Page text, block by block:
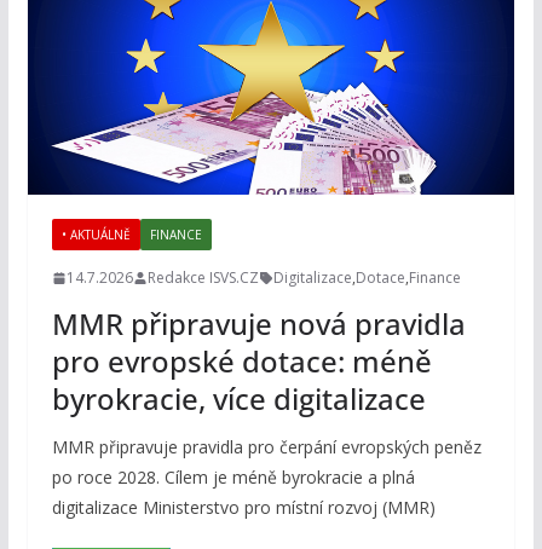
• AKTUÁLNĚ FINANCE
14.7.2026 Redakce ISVS.CZ Digitalizace,Dotace,Finance
MMR připravuje nová pravidla
pro evropské dotace: méně
byrokracie, více digitalizace
MMR připravuje pravidla pro čerpání evropských peněz
po roce 2028. Cílem je méně byrokracie a plná
digitalizace Ministerstvo pro místní rozvoj (MMR)